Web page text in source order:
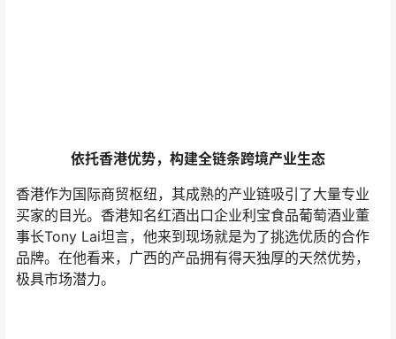
依托香港优势，构建全链条跨境产业生态
香港作为国际商贸枢纽，其成熟的产业链吸引了大量专业
买家的目光。香港知名红酒出口企业利宝食品葡萄酒业董
事长Tony Lai坦言，他来到现场就是为了挑选优质的合作
品牌。在他看来，广西的产品拥有得天独厚的天然优势，
极具市场潜力。